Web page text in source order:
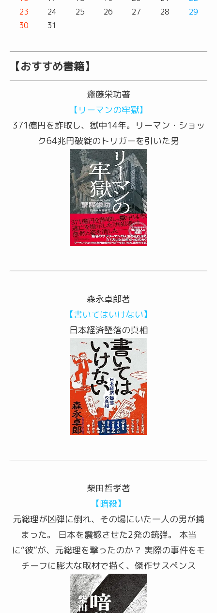
23
24 25 26 27 28
29
30
31
【おすすめ書籍】
齋藤栄功著
【リーマンの牢獄】
371億円を詐取し、獄中14年。リーマン・ショッ
ク64兆円破綻のトリガーを引いた男
森永卓郎著
【書いてはいけない】
日本経済墜落の真相
柴田哲孝著
【暗殺】
元総理が凶弾に倒れ、その場にいた一人の男が捕
まった。 日本を震撼させた2発の銃弾。 本当
に“彼”が、元総理を撃ったのか？ 実際の事件をモ
チーフに膨大な取材で描く、傑作サスペンス